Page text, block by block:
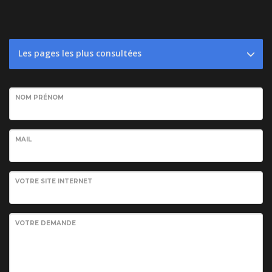
Les pages les plus consultées
NOM PRÉNOM
MAIL
VOTRE SITE INTERNET
VOTRE DEMANDE